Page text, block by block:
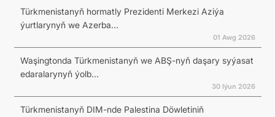
Türkmenistanyň hormatly Prezidenti Merkezi Aziýa
ýurtlarynyň we Azerba...
01 Awg 2026
Waşingtonda Türkmenistanyň we ABŞ-nyň daşary syýasat
edaralarynyň ýolb...
30 Iýun 2026
Türkmenistanyň DIM-nde Palestina Döwletiniň